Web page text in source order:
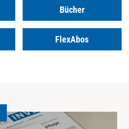
Bücher
FlexAbos